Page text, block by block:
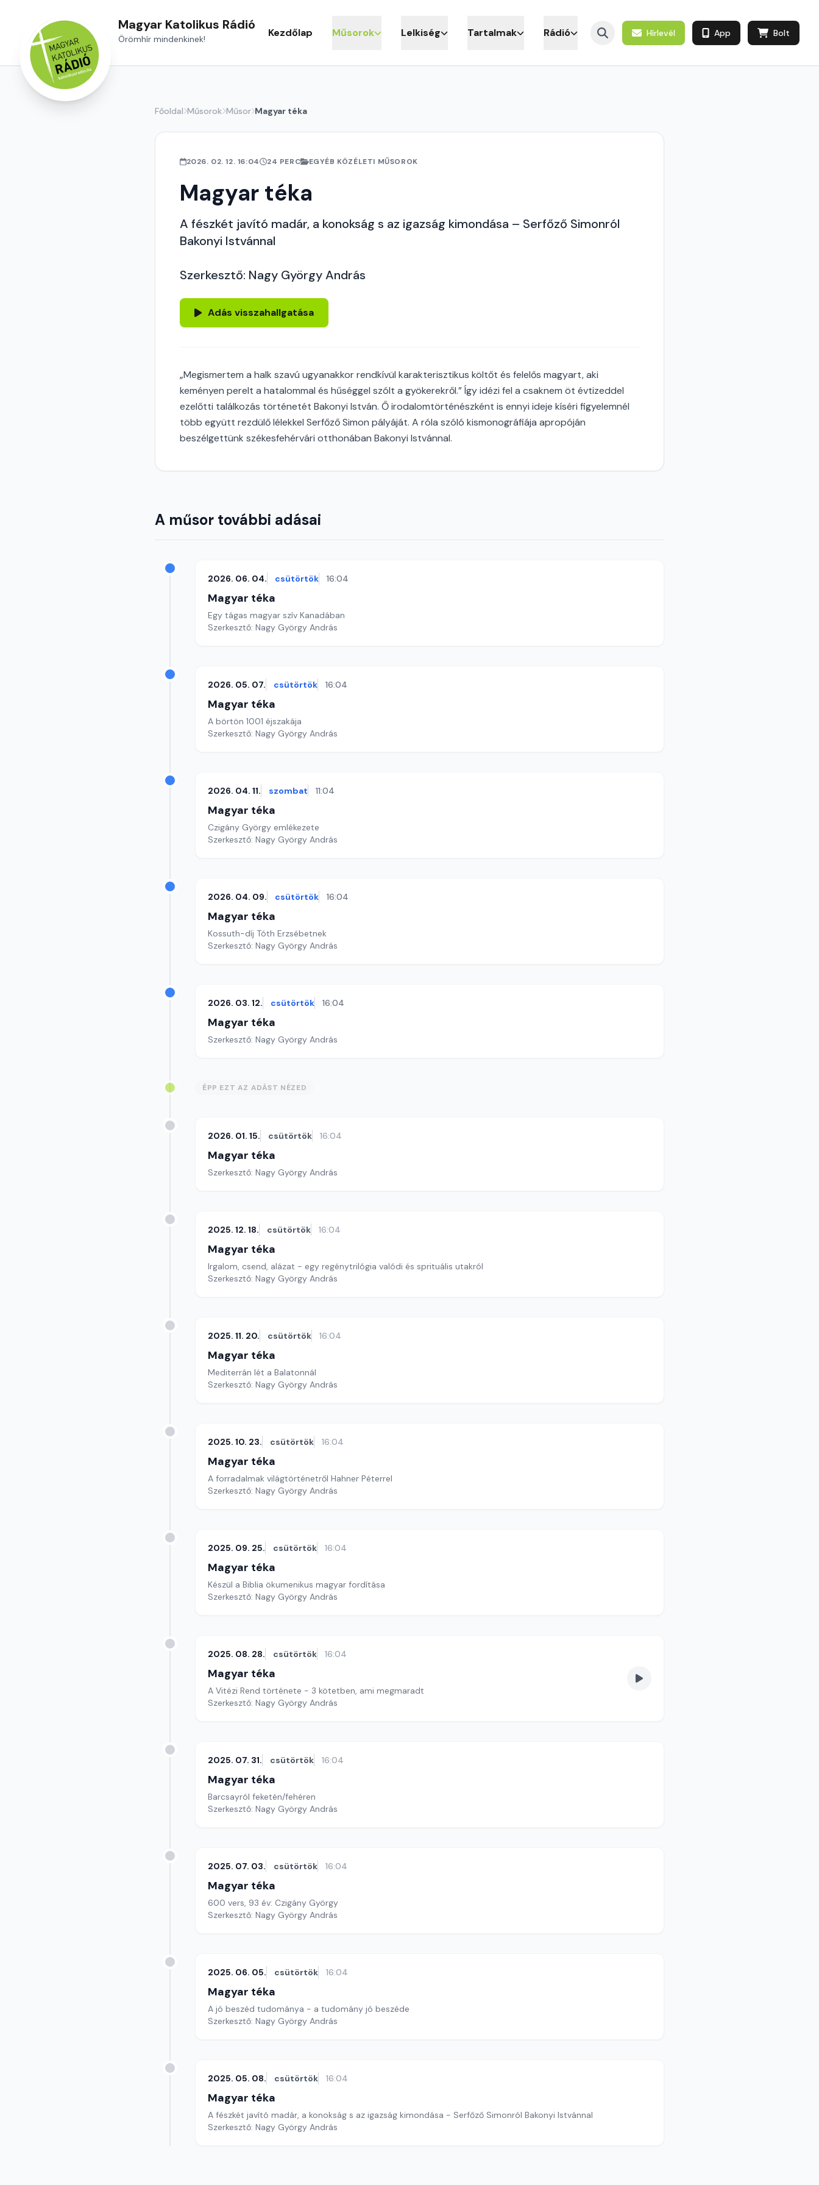
Magyar Katolikus Rádió
Örömhír mindenkinek! Kezdőlap Műsorok Lelkiség Tartalmak Rádió Hírlevél App Bolt
Főoldal Műsorok Műsor Magyar téka
2026. 02. 12. 16:04 24 PERC EGYÉB KÖZÉLETI MŰSOROK
Magyar téka
A fészkét javító madár, a konokság s az igazság kimondása – Serfőző Simonról
Bakonyi Istvánnal
Szerkesztő: Nagy György András
Adás visszahallgatása
„Megismertem a halk szavú ugyanakkor rendkívül karakterisztikus költőt és felelős magyart, aki
keményen perelt a hatalommal és hűséggel szólt a gyökerekről.” Így idézi fel a csaknem öt évtizeddel
ezelőtti találkozás történetét Bakonyi István. Ő irodalomtörténészként is ennyi ideje kíséri figyelemnél
több együtt rezdülő lélekkel Serfőző Simon pályáját. A róla szóló kismonográfiája apropóján
beszélgettünk székesfehérvári otthonában Bakonyi Istvánnal.
A műsor további adásai
2026. 06. 04. csütörtök 16:04
Magyar téka
Egy tágas magyar szív Kanadában
Szerkesztő: Nagy György András
2026. 05. 07. csütörtök 16:04
Magyar téka
A börtön 1001 éjszakája
Szerkesztő: Nagy György András
2026. 04. 11. szombat 11:04
Magyar téka
Czigány György emlékezete
Szerkesztő: Nagy György András
2026. 04. 09. csütörtök 16:04
Magyar téka
Kossuth-díj Tóth Erzsébetnek
Szerkesztő: Nagy György András
2026. 03. 12. csütörtök 16:04
Magyar téka
Szerkesztő: Nagy György András
ÉPP EZT AZ ADÁST NÉZED
2026. 01. 15. csütörtök 16:04
Magyar téka
Szerkesztő: Nagy György András
2025. 12. 18. csütörtök 16:04
Magyar téka
Irgalom, csend, alázat - egy regénytrilógia valódi és sprituális utakról
Szerkesztő: Nagy György András
2025. 11. 20. csütörtök 16:04
Magyar téka
Mediterrán lét a Balatonnál
Szerkesztő: Nagy György András
2025. 10. 23. csütörtök 16:04
Magyar téka
A forradalmak világtörténetről Hahner Péterrel
Szerkesztő: Nagy György András
2025. 09. 25. csütörtök 16:04
Magyar téka
Készül a Biblia ökumenikus magyar fordítása
Szerkesztő: Nagy György András
2025. 08. 28. csütörtök 16:04
Magyar téka
A Vitézi Rend története - 3 kötetben, ami megmaradt
Szerkesztő: Nagy György András
2025. 07. 31. csütörtök 16:04
Magyar téka
Barcsayról feketén/fehéren
Szerkesztő: Nagy György András
2025. 07. 03. csütörtök 16:04
Magyar téka
600 vers, 93 év: Czigány György
Szerkesztő: Nagy György András
2025. 06. 05. csütörtök 16:04
Magyar téka
A jó beszéd tudománya - a tudomány jó beszéde
Szerkesztő: Nagy György András
2025. 05. 08. csütörtök 16:04
Magyar téka
A fészkét javító madár, a konokság s az igazság kimondása - Serfőző Simonról Bakonyi Istvánnal
Szerkesztő: Nagy György András